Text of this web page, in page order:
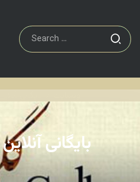
بایگانی